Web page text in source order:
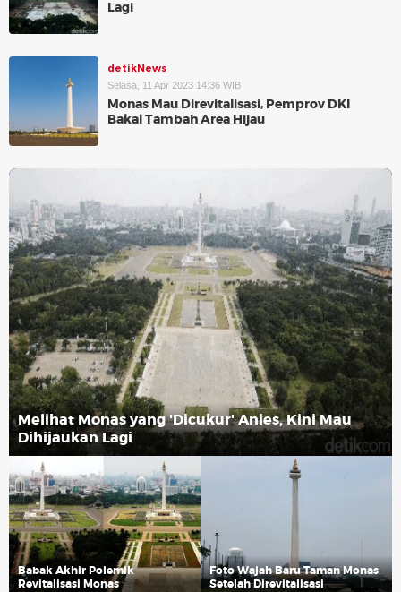
Lagi
detikNews
Selasa, 11 Apr 2023 14:36 WIB
Monas Mau Direvitalisasi, Pemprov DKI
Bakal Tambah Area Hijau
Melihat Monas yang 'Dicukur' Anies, Kini Mau
Dihijaukan Lagi
Babak Akhir Polemik
Revitalisasi Monas
Foto Wajah Baru Taman Monas
Setelah Direvitalisasi